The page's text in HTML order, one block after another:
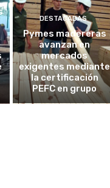
DESTACADAS
Pymes madereras
avanzan en
mercados
exigentes mediante
la certificación
PEFC en grupo